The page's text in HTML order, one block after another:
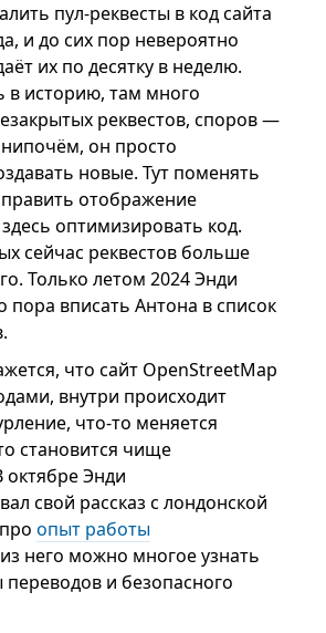
пул-реквесты в код сайта
и до сих пор невероятно
их по десятку в неделю.
в историю, там много
реквестов, споров —
он просто
новые. Тут поменять
отображение
оптимизировать код.
сейчас реквестов больше
Только летом 2024 Энди
пора вписать Антона в список
что сайт OpenStreetMap
внутри происходит
что-то меняется
становится чище
октябре Энди
свой рассказ с лондонской
опыт работы
него можно многое узнать
и безопасного